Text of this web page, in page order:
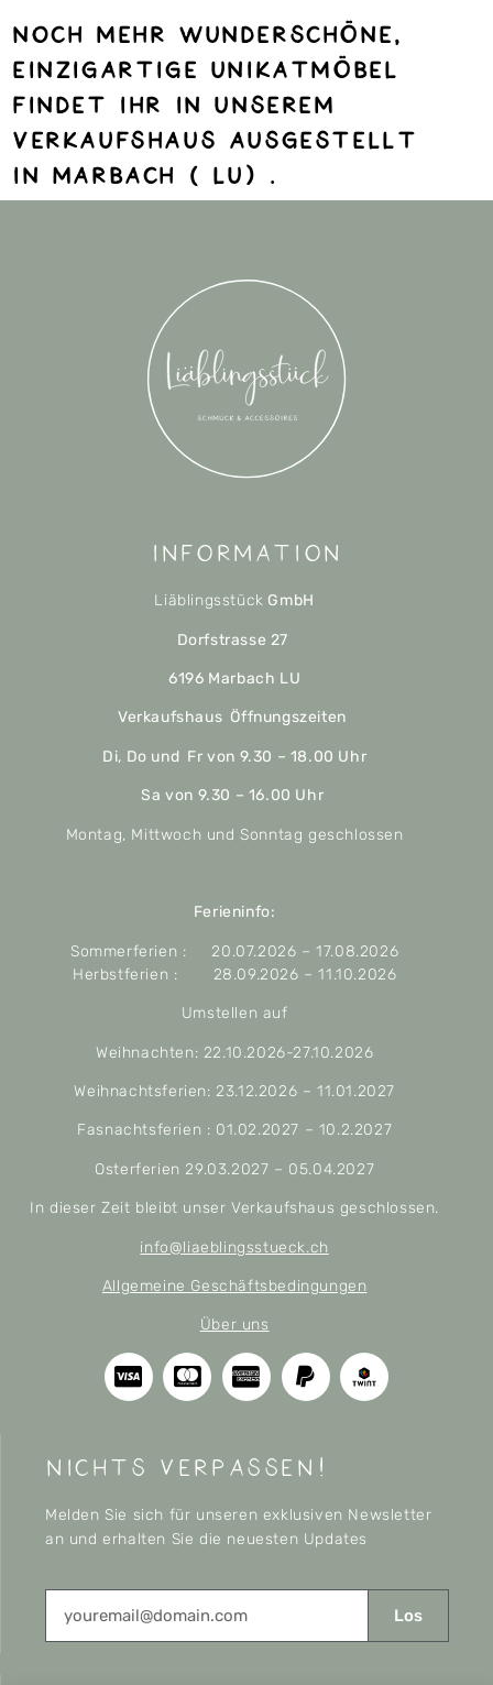
noch mehr Wunderschöne,
einzigartige Unikatmöbel
findet ihr in unserem
Verkaufshaus ausgestellt
in Marbach ( Lu) .
Information
Liäblingsstück GmbH
Dorfstrasse 27
6196 Marbach LU
Verkaufshaus Öffnungszeiten
Di, Do und Fr von 9.30 – 18.00 Uhr
Sa von 9.30 – 16.00 Uhr
Montag, Mittwoch und Sonntag geschlossen
Ferieninfo:
Sommerferien : 20.07.2026 – 17.08.2026
Herbstferien : 28.09.2026 – 11.10.2026
Umstellen auf
Weihnachten: 22.10.2026-27.10.2026
Weihnachtsferien: 23.12.2026 – 11.01.2027
Fasnachtsferien : 01.02.2027 – 10.2.2027
Osterferien 29.03.2027 – 05.04.2027
In dieser Zeit bleibt unser Verkaufshaus geschlossen.
info@liaeblingsstueck.ch
Allgemeine Geschäftsbedingungen
Über uns
nichts verpassen!
Melden Sie sich für unseren exklusiven Newsletter
an und erhalten Sie die neuesten Updates
Los